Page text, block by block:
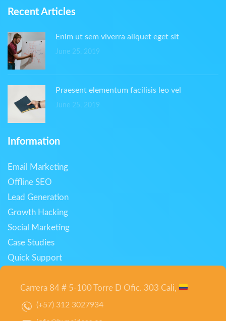
Recent Articles
Enim ut sem viverra aliquet eget sit
June 25, 2019
Praesent elementum facilisis leo vel
June 25, 2019
Information
Email Marketing
Offline SEO
Lead Generation
Growth Hacking
Social Marketing
Case Studies
Quick Support
Carrera 84 # 5-100 Torre D Ofic. 303 Cali,
(+57) 312 3027934